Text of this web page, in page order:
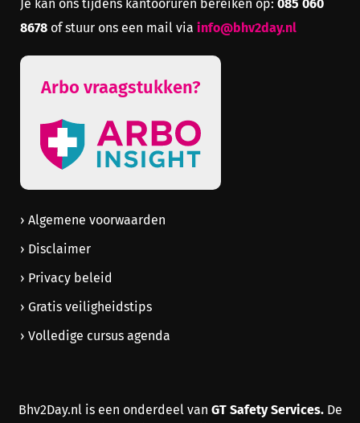
8678 of stuur ons een mail via info@bhv2day.nl
Arbo vraagstukken?
Algemene voorwaarden
Disclaimer
Privacy beleid
Gratis veiligheidstips
Volledige cursus agenda
Bhv2Day.nl is een onderdeel van GT Safety Services.De